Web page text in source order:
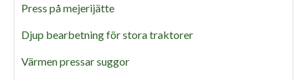
Press på mejerijätte
Djup bearbetning för stora traktorer
Värmen pressar suggor